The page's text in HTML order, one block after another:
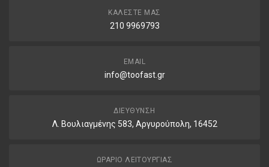
ΚΑΛΈΣΤΕ ΜΑΣ
210 9969793
EMAIL
info@toofast.gr
ΔΙΕΎΘΥΝΣΗ
Λ. Βουλιαγμένης 583, Αργυρούπολη, 16452
ΩΡΆΡΙΟ ΛΕΙΤΟΥΡΓΊΑΣ